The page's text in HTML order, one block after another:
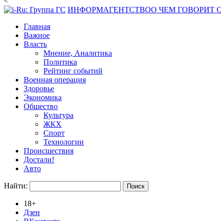
ИНФОРМАГЕНТСТВОО ЧЕМ ГОВОРИТ
Главная
Важное
Власть
Мнение, Аналитика
Политика
Рейтинг событий
Военная операция
Здоровье
Экономика
Общество
Культура
ЖКХ
Спорт
Технологии
Происшествия
Достали!
Авто
Найти:
18+
Дзен